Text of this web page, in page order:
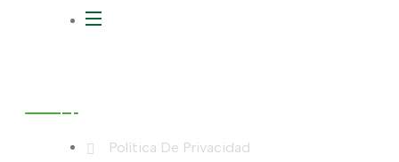
Política De Privacidad